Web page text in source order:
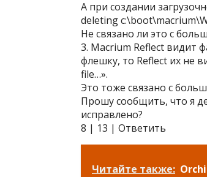
А при создании
deleting
Не связано ли это с
3. Macrium Reflect видит
флешку, то Reflect их не
file…».
Это тоже связано с
Прошу сообщить, что я
исправлено?
8 | 13 | Ответить
Читайте также: